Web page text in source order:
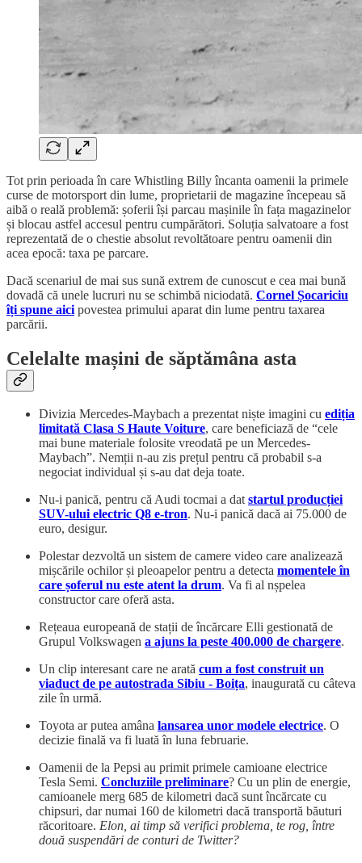
Tot prin perioada în care Whistling Billy încanta oamenii la primele
curse de motorsport din lume, proprietarii de magazine începeau să
aibă o reală problemă: șoferii își parcau mașinile în fața magazinelor
și blocau astfel accesul pentru cumpărători. Soluția salvatoare a fost
reprezentată de o chestie absolut revoltătoare pentru oamenii din
acea epocă: taxa pe parcare.
Dacă scenariul de mai sus sună extrem de cunoscut e cea mai bună
dovadă că unele lucruri nu se schimbă niciodată. Cornel Șocariciu
îți spune aici povestea primului aparat din lume pentru taxarea
parcării.
Celelalte mașini de săptămâna asta
Divizia Mercedes-Maybach a prezentat niște imagini cu ediția
limitată Clasa S Haute Voiture, care beneficiază de “cele
mai bune materiale folosite vreodată pe un Mercedes-
Maybach”. Nemții n-au zis prețul pentru că probabil s-a
negociat individual și s-au dat deja toate.
Nu-i panică, pentru că Audi tocmai a datstartul producției
SUV-ului electric Q8 e-tron. Nu-i panică dacă ai 75.000 de
euro, desigur.
Polestar dezvoltă un sistem de camere video care analizează
mișcările ochilor și pleoapelor pentru a detecta momentele în
care șoferul nu este atent la drum. Va fi al nșpelea
constructor care oferă asta.
Rețeaua europeană de stații de încărcare Elli gestionată de
Grupul Volkswagen a ajuns la peste 400.000 de chargere.
Un clip interesant care ne arată cum a fost construit un
viaduct de pe autostrada Sibiu - Boița, inaugurată cu câteva
zile în urmă.
Toyota ar putea amâna lansarea unor modele electrice. O
decizie finală va fi luată în luna februarie.
Oamenii de la Pepsi au primit primele camioane electrice
Tesla Semi. Concluziile preliminare? Cu un plin de energie,
camioanele merg 685 de kilometri dacă sunt încărcate cu
chipsuri, dar numai 160 de kilometri dacă transportă băuturi
răcoritoare. Elon, ai timp să verifici problema, te rog, între
două suspendări de conturi de Twitter?